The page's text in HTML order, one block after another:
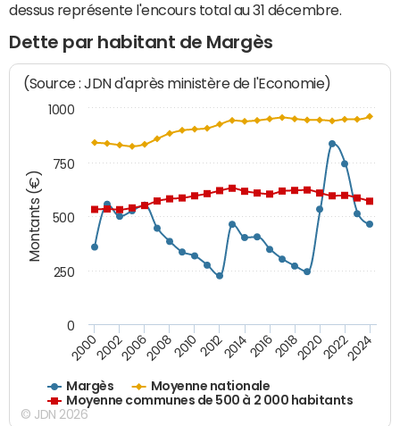
dessus représente l'encours total au 31 décembre.
Dette par habitant de Margès
Montants (€)
(Source : JDN d'après ministère de l'Economie)
Margès
Moyenne nationale
Moyenne communes de 500 à 2 000 habitants
200020022006200820102012201420162018202020222024
0
1000
250
500
750
© JDN 2026